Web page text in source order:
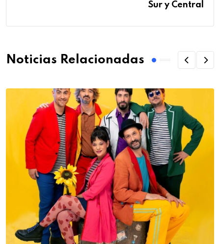
Sur y Central
Noticias Relacionadas